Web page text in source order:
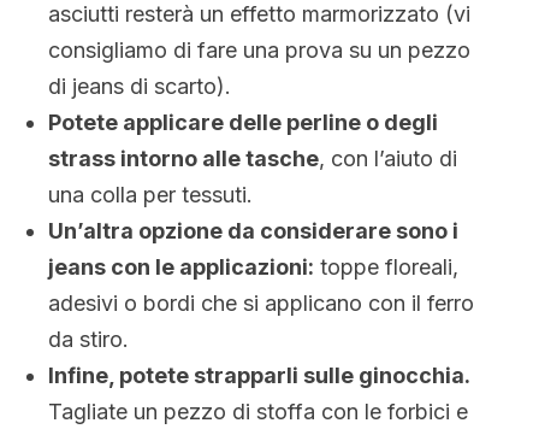
asciutti resterà un effetto marmorizzato (vi
consigliamo di fare una prova su un pezzo
di jeans di scarto).
Potete applicare delle perline o degli
strass intorno alle tasche, con l’aiuto di
una colla per tessuti.
Un’altra opzione da considerare sono i
jeans con le applicazioni: toppe floreali,
adesivi o bordi che si applicano con il ferro
da stiro.
Infine, potete strapparli sulle ginocchia.
Tagliate un pezzo di stoffa con le forbici e